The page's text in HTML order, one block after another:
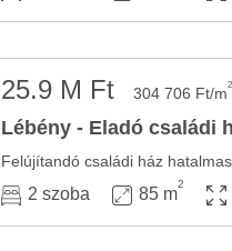
25.9 M Ft 304 706 Ft/m2
Lébény - Eladó családi
Felújítandó családi ház
2 szoba 85 m
2